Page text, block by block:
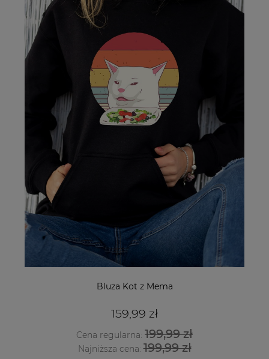
Bluza Kot z Mema
159,99 zł
Cena regularna: 199,99 zł
Najniższa cena:199,99 zł